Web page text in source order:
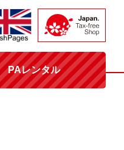
PAレンタル